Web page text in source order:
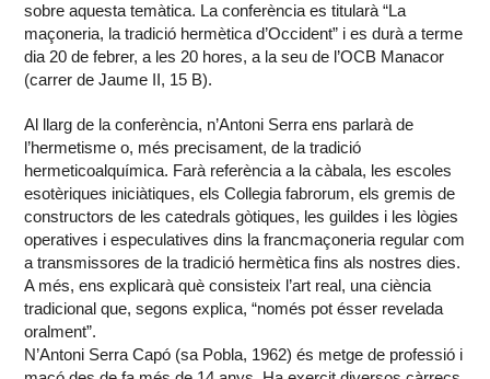
sobre aquesta temàtica. La conferència es titularà “La
maçoneria, la tradició hermètica d’Occident” i es durà a terme
dia 20 de febrer, a les 20 hores, a la seu de l’OCB Manacor
(carrer de Jaume II, 15 B).
Al llarg de la conferència, n’Antoni Serra ens parlarà de
l’hermetisme o, més precisament, de la tradició
hermeticoalquímica. Farà referència a la càbala, les escoles
esotèriques iniciàtiques, els Collegia fabrorum, els gremis de
constructors de les catedrals gòtiques, les guildes i les lògies
operatives i especulatives dins la francmaçoneria regular com
a transmissores de la tradició hermètica fins als nostres dies.
A més, ens explicarà què consisteix l’art real, una ciència
tradicional que, segons explica, “només pot ésser revelada
oralment”.
N’Antoni Serra Capó (sa Pobla, 1962) és metge de professió i